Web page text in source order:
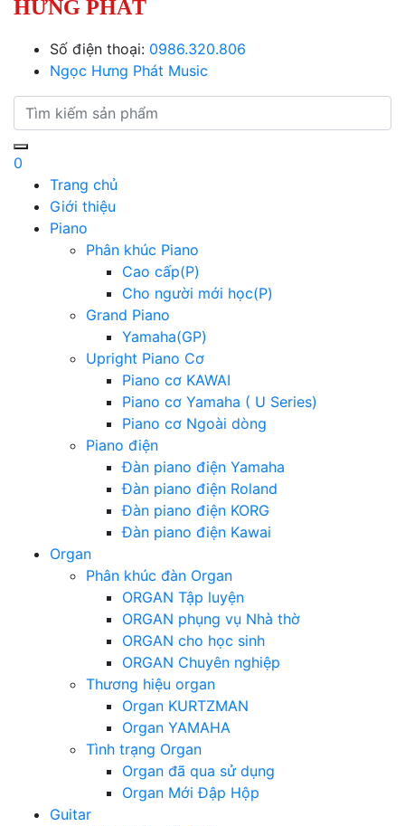
HƯNG PHÁT
Số điện thoại: 0986.320.806
Ngọc Hưng Phát Music
0
Trang chủ
Giới thiệu
Piano
Phân khúc Piano
Cao cấp(P)
Cho người mới học(P)
Grand Piano
Yamaha(GP)
Upright Piano Cơ
Piano cơ KAWAI
Piano cơ Yamaha ( U Series)
Piano cơ Ngoài dòng
Piano điện
Đàn piano điện Yamaha
Đàn piano điện Roland
Đàn piano điện KORG
Đàn piano điện Kawai
Organ
Phân khúc đàn Organ
ORGAN Tập luyện
ORGAN phụng vụ Nhà thờ
ORGAN cho học sinh
ORGAN Chuyên nghiệp
Thương hiệu organ
Organ KURTZMAN
Organ YAMAHA
Tình trạng Organ
Organ đã qua sử dụng
Organ Mới Đập Hộp
Guitar